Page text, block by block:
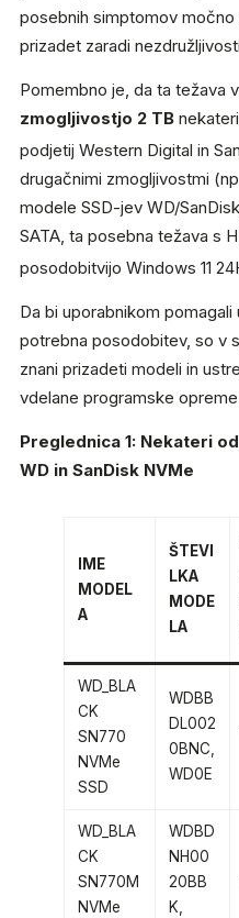
posebnih simptomov
prizadet zaradi
Pomembno je, da ta težava
zmogljivostjo 2 TB
podjetij Western Digital in
drugačnimi zmogljivostmi
modele SSD-jev WD/
SATA, ta posebna težava s
posodobitvijo Windows 11
Da bi uporabnikom
potrebna posodobitev, so v
znani prizadeti modeli in
vdelane programske
Preglednica 1: Nekateri
WD in SanDisk NVMe
IME
MODEL
A
ŠTEVI
LKA
MODE
LA
WD_BLA
CK
SN770
NVMe
SSD
WDBB
DL002
0BNC,
WD0E
WD_BLA
CK
SN770M
NVMe
WDBD
NH00
20BB
K,